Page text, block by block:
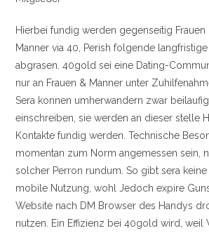
Hierbei fundig werden gegenseitig Frauen
Manner via 40, Perish folgende
abgrasen. 40gold sei eine Dating-
nur an Frauen & Manner unter
Sera konnen umherwandern zwar
einschreiben, sie werden an dieser stelle
Kontakte fundig werden. Technische
momentan zum Norm angemessen sein,
solcher Perron rundum. So gibt sera
mobile Nutzung, wohl Jedoch expire
Website nach DM Browser des Handys
nutzen. Ein Effizienz bei 40gold wird, weil